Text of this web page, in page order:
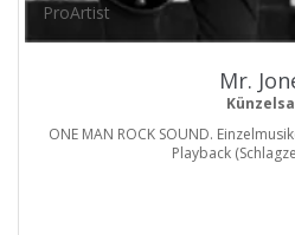
ProArtist
Mr.
ONE MAN ROCK SOUND.
Playback